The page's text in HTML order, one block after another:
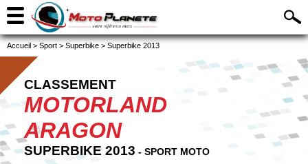
Accueil > Sport > Superbike > Superbike 2013
CLASSEMENT
MOTORLAND
ARAGON
SUPERBIKE 2013 - SPORT MOTO